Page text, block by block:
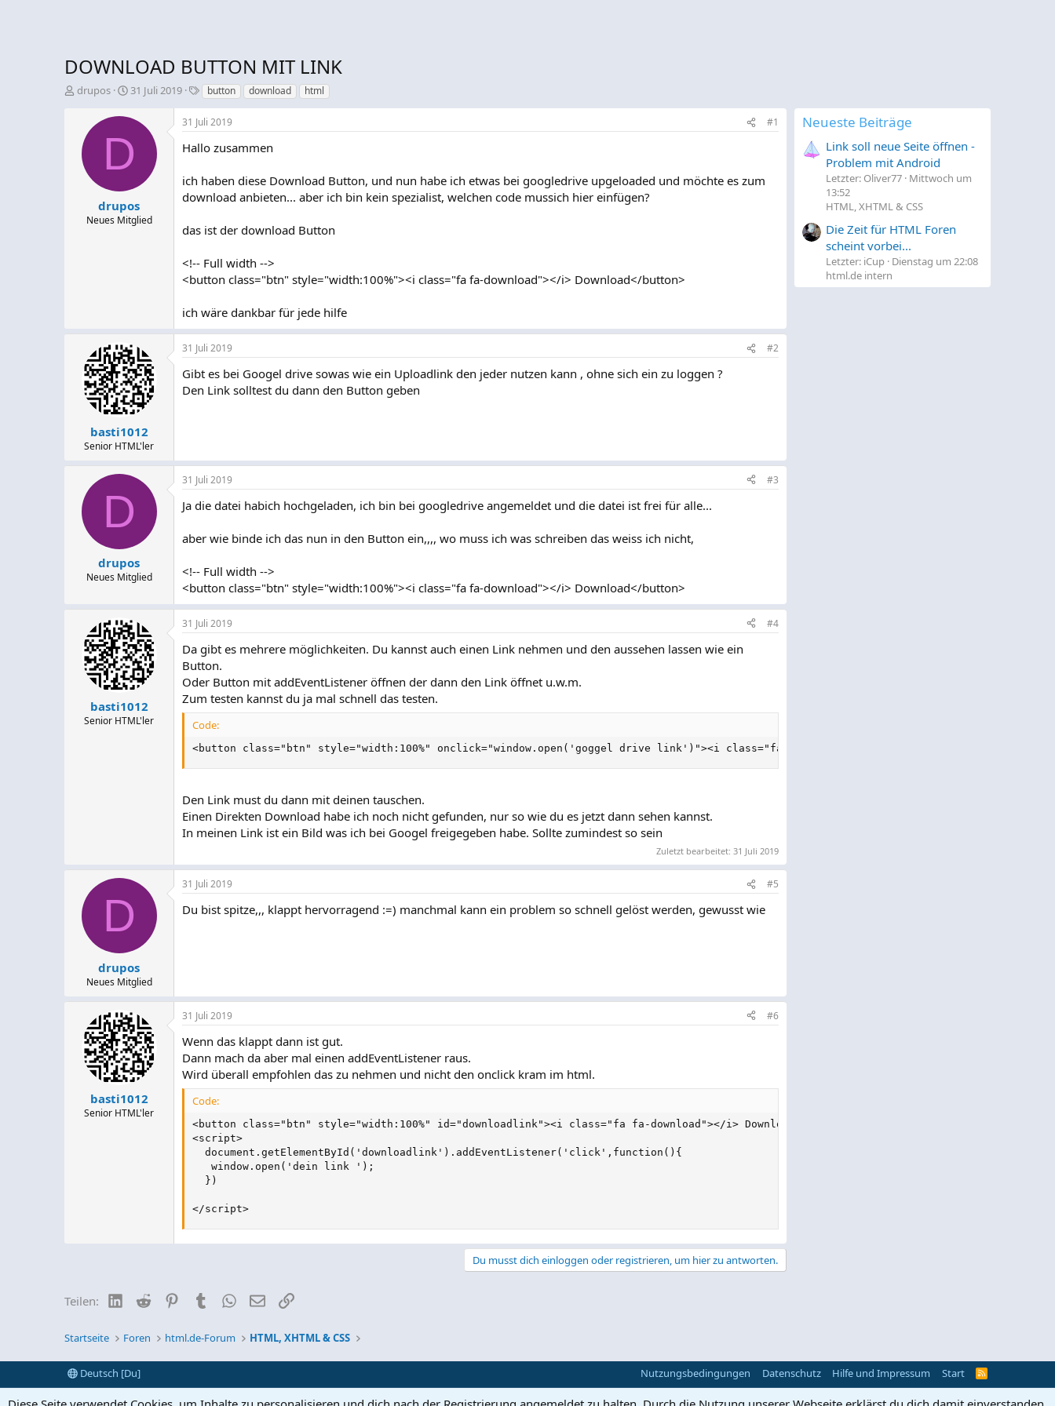
DOWNLOAD BUTTON MIT LINK
E
drupos
E
s
e
l
t
a
m
31 Juli 2019
S
c
h
l
a
w
o
r
e
button download html
D
drupos
Neues Mitglied
31 Juli 2019 #1
Hallo zusammen
ich haben diese Download Button, und nun habe ich etwas bei googledrive upgeloaded und möchte es zum
download anbieten... aber ich bin kein spezialist, welchen code mussich hier einfügen?
das ist der download Button
<!-- Full width -->
<button class="btn" style="width:100%"><i class="fa fa-download"></i> Download</button>
ich wäre dankbar für jede hilfe
basti1012
Senior HTML'ler
31 Juli 2019 #2
Gibt es bei Googel drive sowas wie ein Uploadlink den jeder nutzen kann , ohne sich ein zu loggen ?
Den Link solltest du dann den Button geben
D
drupos
Neues Mitglied
31 Juli 2019 #3
Ja die datei habich hochgeladen, ich bin bei googledrive angemeldet und die datei ist frei für alle...
aber wie binde ich das nun in den Button ein,,,, wo muss ich was schreiben das weiss ich nicht,
<!-- Full width -->
<button class="btn" style="width:100%"><i class="fa fa-download"></i> Download</button>
basti1012
Senior HTML'ler
31 Juli 2019 #4
Da gibt es mehrere möglichkeiten. Du kannst auch einen Link nehmen und den aussehen lassen wie ein
Button.
Oder Button mit addEventListener öffnen der dann den Link öffnet u.w.m.
Zum testen kannst du ja mal schnell das testen.
Code:
<button class="btn" style="width:100%" onclick="window.open('goggel drive link')"><i class="fa fa-download"></i> Download</button>
Den Link must du dann mit deinen tauschen.
Einen Direkten Download habe ich noch nicht gefunden, nur so wie du es jetzt dann sehen kannst.
In meinen Link ist ein Bild was ich bei Googel freigegeben habe. Sollte zumindest so sein
Zuletzt bearbeitet: 31 Juli 2019
D
drupos
Neues Mitglied
31 Juli 2019 #5
Du bist spitze,,, klappt hervorragend :=) manchmal kann ein problem so schnell gelöst werden, gewusst wie
basti1012
Senior HTML'ler
31 Juli 2019 #6
Wenn das klappt dann ist gut.
Dann mach da aber mal einen addEventListener raus.
Wird überall empfohlen das zu nehmen und nicht den onclick kram im html.
Code:
<button class="btn" style="width:100%" id="downloadlink"><i class="fa fa-download"></i> Download</button>
<script>
  document.getElementById('downloadlink').addEventListener('click',function(){
   window.open('dein link ');
  })
</script>
Du musst dich einloggen oder registrieren, um hier zu antworten.
Teilen: LinkedIn
Reddit PinterestTumblr WhatsApp
E-MailLink
Neueste Beiträge
Link soll neue Seite öffnen -
Problem mit Android
Letzter: Oliver77 Mittwoch um
13:52
HTML, XHTML & CSS
Die Zeit für HTML Foren
scheint vorbei...
Letzter: iCup Dienstag um 22:08
html.de intern
Startseite Foren html.de-Forum HTML, XHTML & CSS
Deutsch [Du] Nutzungsbedingungen Datenschutz Hilfe und Impressum Start
R